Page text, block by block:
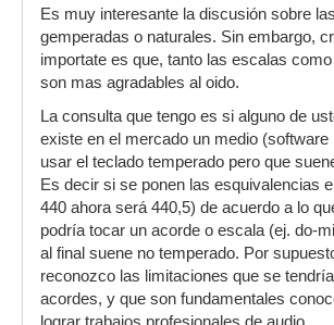
Es muy interesante la discusión sobre
gemperadas o naturales. Sin embargo,
importate es que, tanto las escalas
son mas agradables al oido.
La consulta que tengo es si alguno de
existe en el mercado un medio (software
usar el teclado temperado pero que
Es decir si se ponen las esquivalencias
440 ahora será 440,5) de acuerdo a lo
podría tocar un acorde o escala (ej. do-
al final suene no temperado. Por
reconozco las limitaciones que se
acordes, y que son fundamentales